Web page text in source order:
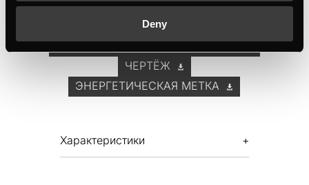
Deny
РУКОВОДСТВА ПОЛЬЗОВАТЕЛЕЙ
ЧЕРТЁЖ
ЭНЕРГЕТИЧЕСКАЯ МЕТКА
Характеристики